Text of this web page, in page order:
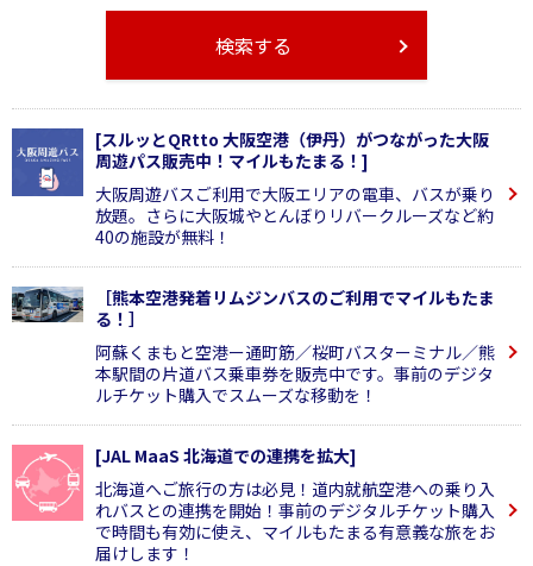
検索する
[スルッとQRtto 大阪空港（伊丹）がつながった大阪
周遊パス販売中！マイルもたまる！]
大阪周遊バスご利用で大阪エリアの電車、バスが乗り
放題。さらに大阪城やとんぼりリバークルーズなど約
40の施設が無料！
［熊本空港発着リムジンバスのご利用でマイルもたま
る！］
阿蘇くまもと空港ー通町筋／桜町バスターミナル／熊
本駅間の片道バス乗車券を販売中です。事前のデジタ
ルチケット購入でスムーズな移動を！
[JAL MaaS 北海道での連携を拡大]
北海道へご旅行の方は必見！道内就航空港への乗り入
れバスとの連携を開始！事前のデジタルチケット購入
で時間も有効に使え、マイルもたまる有意義な旅をお
届けします！